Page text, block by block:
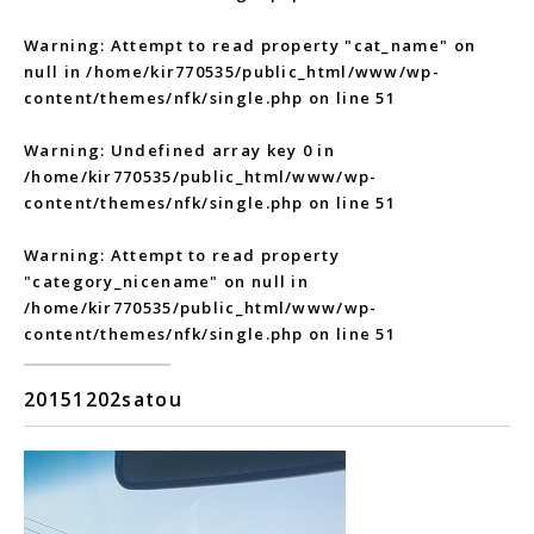
Warning: Attempt to read property "cat_name" on
null in/home/kir770535/public_html/www/wp-
content/themes/nfk/single.php on line51
Warning: Undefined array key 0 in
/home/kir770535/public_html/www/wp-
content/themes/nfk/single.php on line51
Warning: Attempt to read property
"category_nicename" on null in
/home/kir770535/public_html/www/wp-
content/themes/nfk/single.php on line51
20151202satou